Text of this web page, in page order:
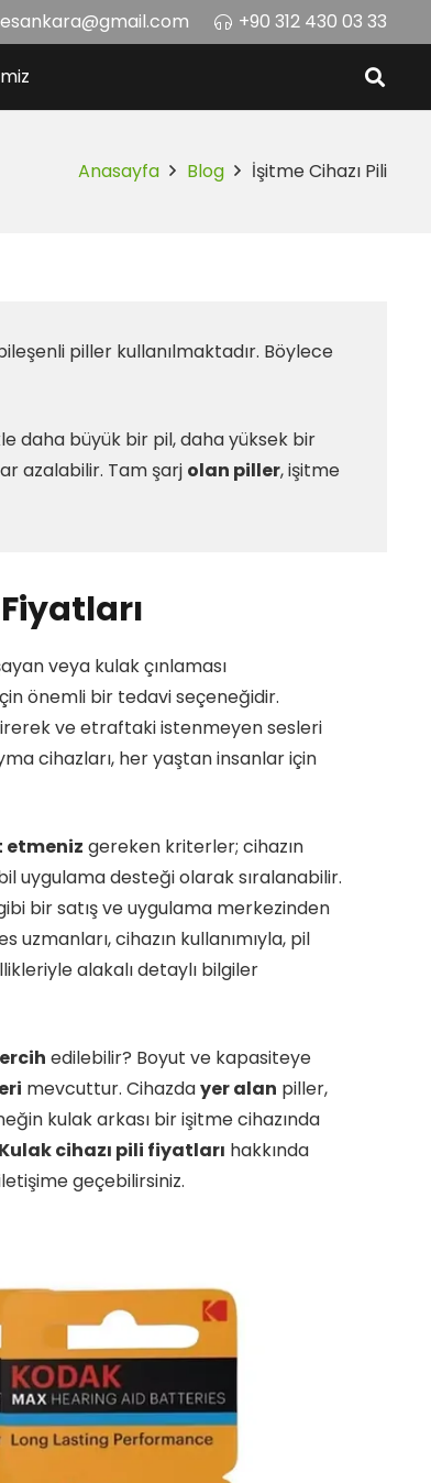
+90 312 430 03 33
Anasayfa Blog İşitme Cihazı Pili
piller kullanılmaktadır. Böylece
daha büyük bir pil, daha yüksek bir
azalabilir. Tam şarj olan piller, işitme
veya kulak çınlaması
önemli bir tedavi seçeneğidir.
ve etraftaki istenmeyen sesleri
cihazları, her yaştan insanlar için
gereken kriterler; cihazın
uygulama desteği olarak sıralanabilir.
bir satış ve uygulama merkezinden
uzmanları, cihazın kullanımıyla, pil
alakalı detaylı bilgiler
edilebilir? Boyut ve kapasiteye
mevcuttur. Cihazdayer alan piller,
kulak arkası bir işitme cihazında
Kulak cihazı pili fiyatları hakkında
geçebilirsiniz.